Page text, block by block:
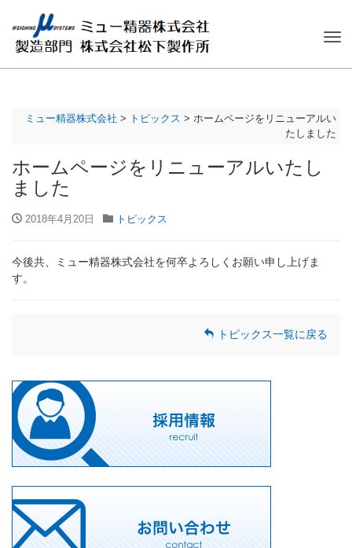
ナ
ゲ
ョ
ン
ミュー精器株式会社 > トピックス > ホームページをリニューアルい
たしました
ホームページをリニューアルいたし
ました
2018年4月20日 トピックス
今後共、ミュー精器株式会社を何卒よろしくお願い申し上げま
す。
トピックス一覧に戻る